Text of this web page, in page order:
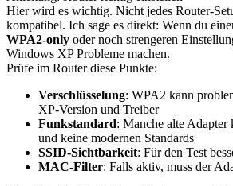
Hier wird es wichtig. Nicht jedes Router-
kompatibel. Ich sage es direkt: Wenn du
WPA2-only oder noch strengeren
Windows XP Probleme machen.
Prüfe im Router diese Punkte:
Verschlüsselung: WPA2 kann
XP-Version und Treiber
Funkstandard: Manche alte
und keine modernen Standards
SSID-Sichtbarkeit: Für den Test
MAC-Filter: Falls aktiv, muss der